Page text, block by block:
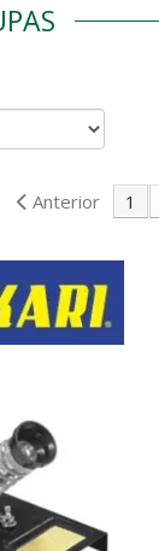
Anterior 1